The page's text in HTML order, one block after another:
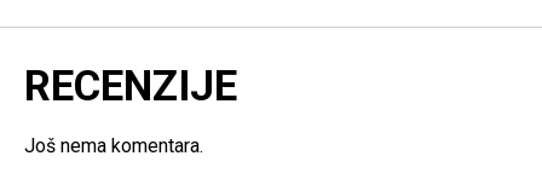
RECENZIJE
Još nema komentara.